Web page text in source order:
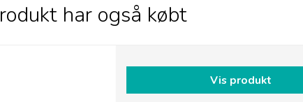
har også købt
Vis produkt